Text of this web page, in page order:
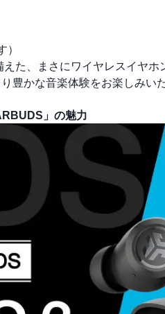
）
た、まさにワイヤレスイヤホ
豊かな音楽体験をお楽しみい
」の魅力